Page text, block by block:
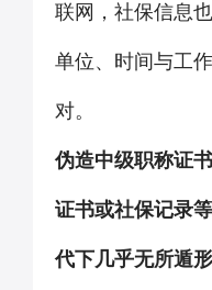
联网，社保信息
单位、时间与工
对。
伪造中级职称证
证书或社保记录
代下几乎无所遁形